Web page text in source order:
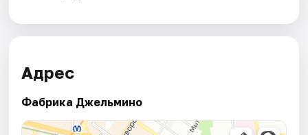
Адрес
Фабрика Джельмино